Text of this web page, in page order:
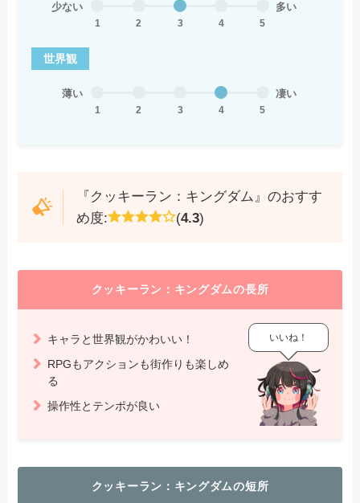
少ない
1 2 3 4 5
多い
世界観
薄い
1 2 3 4 5
凄い
『クッキーラン：キングダム』のおすす
め度:
(4.3)
クッキーラン：キングダムの長所
キャラと世界観がかわいい！
RPGもアクションも街作りも楽しめ
る
操作性とテンポが良い
いいね！
クッキーラン：キングダムの短所